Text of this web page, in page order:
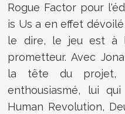
Rogue Factor pour
is Us a en effet
le dire, le jeu est à
prometteur. Avec
la tête du
enthousiasmé, lui
Human Revolution,